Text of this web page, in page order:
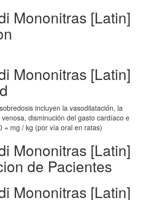
Mononitras [Latin]
Mononitras [Latin]
incluyen la vasodilatación, la
disminución del gasto cardíaco e
= mg / kg (por vía oral en ratas)
Mononitras [Latin]
de Pacientes
Mononitras [Latin]